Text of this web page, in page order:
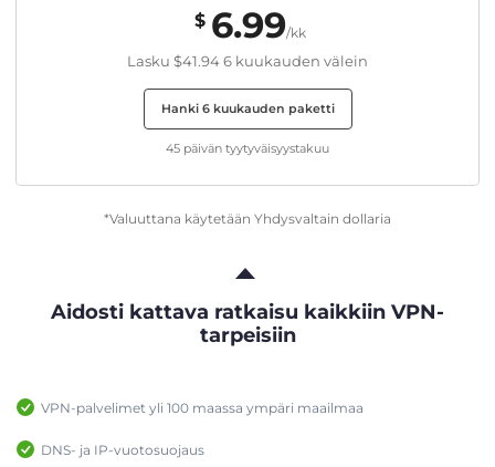
$ 6.99/kk
Lasku $41.946 kuukauden välein
Hanki 6 kuukauden paketti
45 päivän tyytyväisyystakuu
*Valuuttana käytetään Yhdysvaltain dollaria
Aidosti kattava ratkaisu kaikkiin VPN-
tarpeisiin
VPN-palvelimet yli 100 maassa ympäri maailmaa
DNS- ja IP-vuotosuojaus